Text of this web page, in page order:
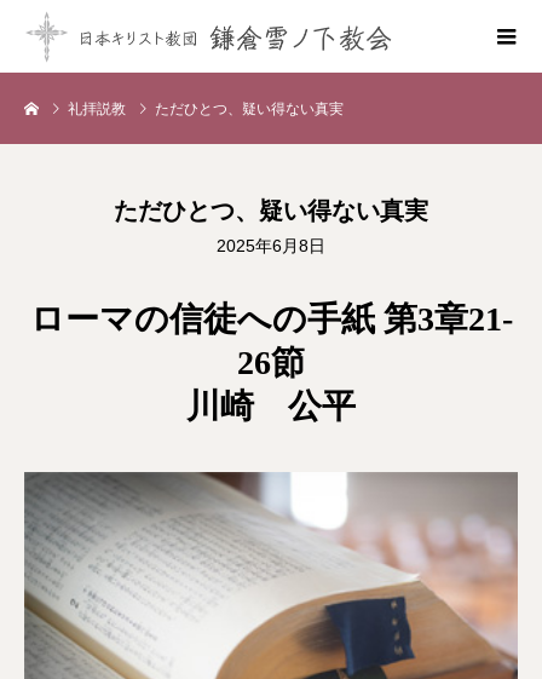
礼拝説教 ただひとつ、疑い得ない真実
ただひとつ、疑い得ない真実
2025年6月8日
ローマの信徒への手紙 第3章21-
26節
川崎 公平